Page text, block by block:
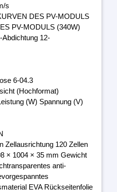
s
DES PV-MODULS
PV-MODULS (340W)
Abdichtung 12-
6-04.3
(Hochformat)
(W) Spannung (V)
Zellausrichtung 120 Zellen
× 1004 × 35 mm Gewicht
anti-
EVA Rückseitenfolie